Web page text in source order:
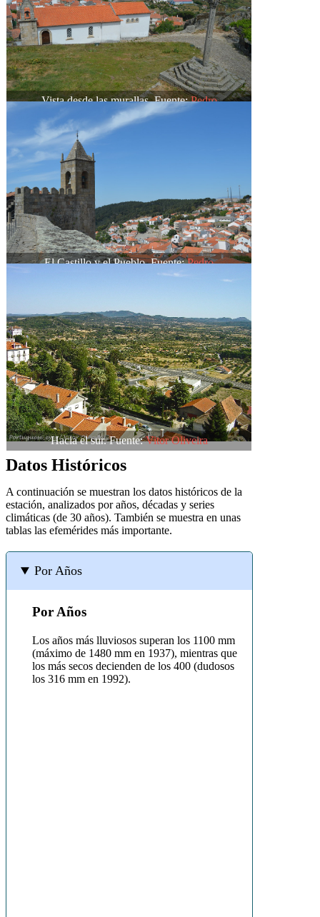
Vista desde las murallas. Fuente:Pedro
El Castillo y el Pueblo. Fuente:Pedro
Hacia el sur. Fuente:Vitor Oliveira
Datos Históricos
A continuación se muestran los datos históricos de la
estación, analizados por años, décadas y series
climáticas (de 30 años). También se muestra en unas
tablas las efemérides más importante.
Por Años
Por Años
Los años más lluviosos superan los 1100 mm
(máximo de 1480 mm en 1937), mientras que
los más secos decienden de los 400 (dudosos
los 316 mm en 1992).